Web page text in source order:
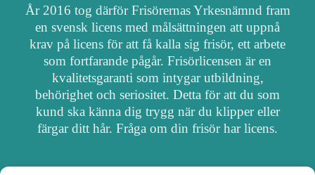
År 2016 tog därför Frisörernas Yrkesnämnd fram
en svensk licens med målsättningen att uppnå
krav på licens för att få kalla sig frisör, ett arbete
som fortfarande pågår. Frisörlicensen är en
kvalitetsgaranti som intygar utbildning,
behörighet och seriositet. Detta för att du som
kund ska känna dig trygg när du klipper eller
färgar ditt hår. Fråga om din frisör har licens.